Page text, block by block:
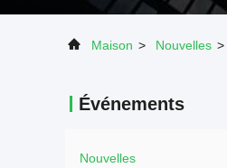
Maison > Nouvelles >
Événements
Nouvelles